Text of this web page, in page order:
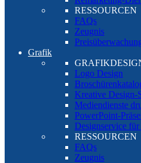
RESSOURCEN
FAQs
Zeugnis
Grafik
Logo Design
Kreative Design-
Mediendienste
PowerPoint-
Designservice
RESSOURCEN
FAQs
Zeugnis